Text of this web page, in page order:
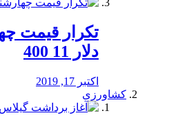
تکرار قیمت
دلار 11 400
اکتبر 17, 2019
کشاورزی